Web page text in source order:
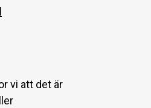
vi att det är